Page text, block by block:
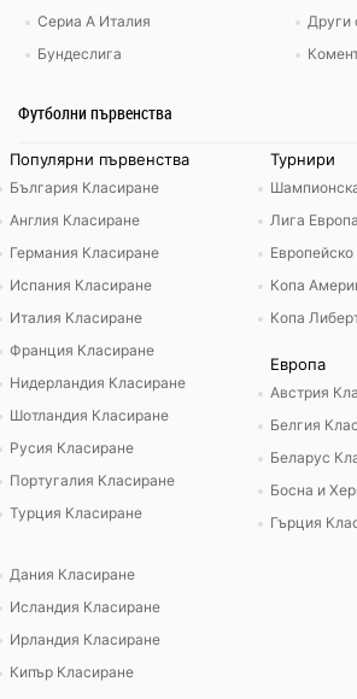
Сериа А Италия
Бундеслига
Други
Футболни първенства
Популярни първенства
България Класиране
Англия Класиране
Германия Класиране
Испания Класиране
Италия Класиране
Франция Класиране
Нидерландия Класиране
Шотландия Класиране
Русия Класиране
Португалия Класиране
Турция Класиране
Турнири
Лига
Копа
Копа
Европа
Австрия
Белгия
Беларус
Босна и
Гърция
Дания Класиране
Исландия Класиране
Ирландия Класиране
Кипър Класиране